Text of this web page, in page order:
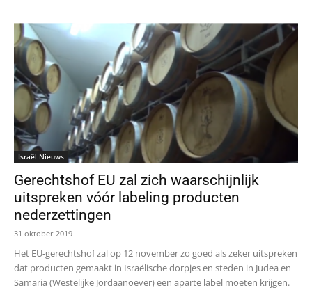
Israël Nieuws
Gerechtshof EU zal zich waarschijnlijk
uitspreken vóór labeling producten
nederzettingen
31 oktober 2019
Het EU-gerechtshof zal op 12 november zo goed als zeker uitspreken
dat producten gemaakt in Israëlische dorpjes en steden in Judea en
Samaria (Westelijke Jordaanoever) een aparte label moeten krijgen.